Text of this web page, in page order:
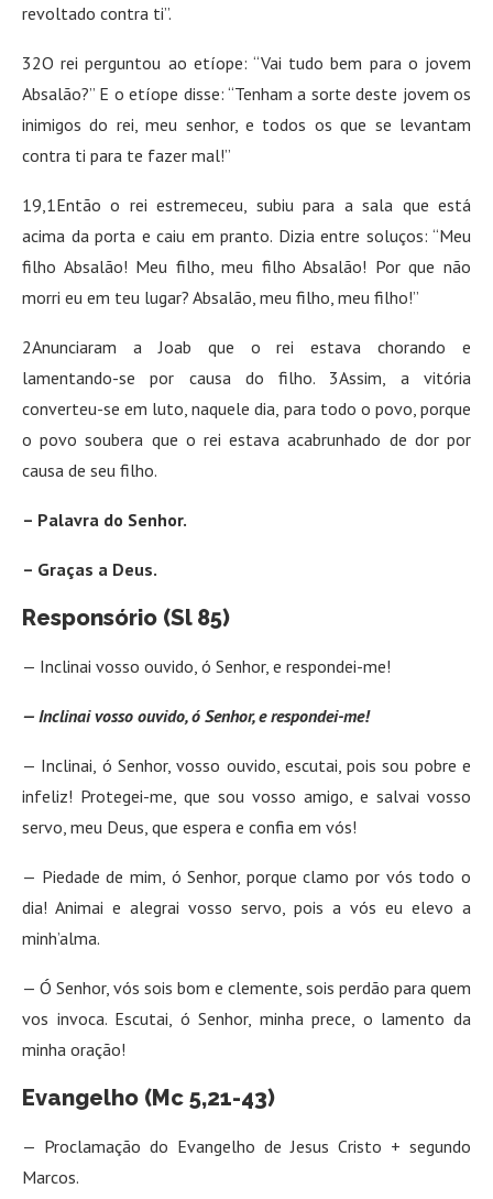
revoltado contra ti”.
32O rei perguntou ao etíope: “Vai tudo bem para o jovem
Absalão?” E o etíope disse: “Tenham a sorte deste jovem os
inimigos do rei, meu senhor, e todos os que se levantam
contra ti para te fazer mal!”
19,1Então o rei estremeceu, subiu para a sala que está
acima da porta e caiu em pranto. Dizia entre soluços: “Meu
filho Absalão! Meu filho, meu filho Absalão! Por que não
morri eu em teu lugar? Absalão, meu filho, meu filho!”
2Anunciaram a Joab que o rei estava chorando e
lamentando-se por causa do filho. 3Assim, a vitória
converteu-se em luto, naquele dia, para todo o povo, porque
o povo soubera que o rei estava acabrunhado de dor por
causa de seu filho.
– Palavra do Senhor.
– Graças a Deus.
Responsório (Sl 85)
— Inclinai vosso ouvido, ó Senhor, e respondei-me!
— Inclinai vosso ouvido, ó Senhor, e respondei-me!
— Inclinai, ó Senhor, vosso ouvido, escutai, pois sou pobre e
infeliz! Protegei-me, que sou vosso amigo, e salvai vosso
servo, meu Deus, que espera e confia em vós!
— Piedade de mim, ó Senhor, porque clamo por vós todo o
dia! Animai e alegrai vosso servo, pois a vós eu elevo a
minh’alma.
— Ó Senhor, vós sois bom e clemente, sois perdão para quem
vos invoca. Escutai, ó Senhor, minha prece, o lamento da
minha oração!
Evangelho (Mc 5,21-43)
— Proclamação do Evangelho de Jesus Cristo + segundo
Marcos.